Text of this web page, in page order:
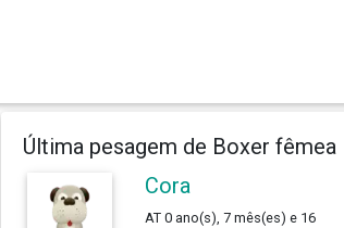
Última pesagem de Boxer fêmea
Cora
AT 0 ano(s), 7 mês(es) e 16